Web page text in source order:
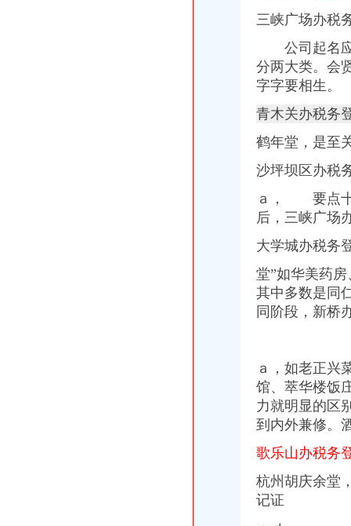
教授杨玲斌福建省霞浦县实验幼儿园副园长-城乡/园林规划-图宝贝文档
小企业开业办理税务登记需要知道的常识_第1页_四川大学生论坛_院校
【石家庄城角税务登记|税务登记证办理|代理税务登记】-石家庄赶集网
宜宾临港开发区大学城职业教育基地-四川理工学院白酒学院项目（二
【办理组织机构代码证、办理税务登记证】-朝大望路易登网
个体户有营业执照,怎么办理税务登记证-生活杂谈-得意生活-武汉生
沙坪坝区陈家桥院电子摄像监控系统招标公告-中国采招网
三峡广场办税
公司起名应
分两大类。会
字字要相生。
青木关办税务
鹤年堂，是至
沙坪坝区办税
ａ， 要点
后， 三峡广场
大学城办税务
堂”如华美药房
其中多数是同
同阶段，新桥
ａ，如老正兴
馆、萃华楼
力就明显的区
到内外兼修。
歌乐山办税务
杭州胡庆余堂
记证